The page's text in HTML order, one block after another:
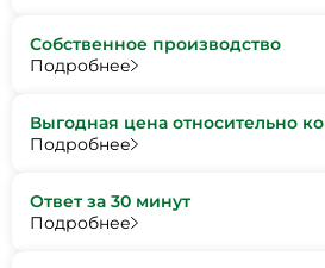
Собственное производство
Подробнее
Выгодная цена относительно
Подробнее
Ответ за 30 минут
Подробнее